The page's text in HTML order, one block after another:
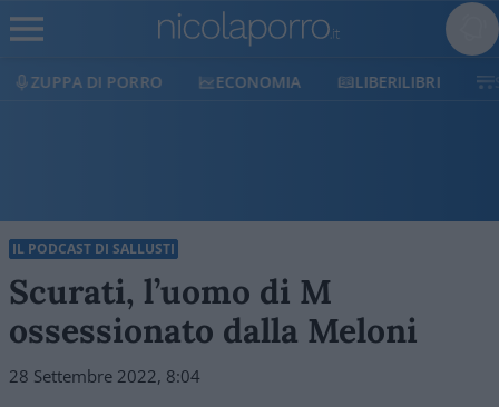
PORRO ECONOMIA LIBERILIBRI SHOP
IL PODCAST DI SALLUSTI
Scurati, l’uomo di M
ossessionato dalla Meloni
28 Settembre 2022, 8:04